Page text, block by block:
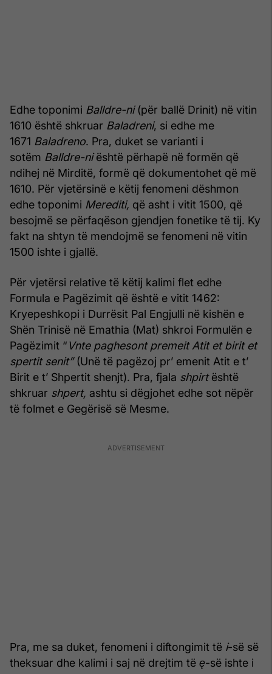
Edhe toponimi Balldre-ni(për ballë Drinit) në vitin
1610 është shkruar Baladreni, si edhe me
1671 Baladreno. Pra, duket se varianti i
sotëm Balldre-niështë përhapë në formën që
ndihej në Mirditë, formë që dokumentohet që më
1610. Për vjetërsinë e këtij fenomeni dëshmon
edhe toponimi Merediti, që asht i vitit 1500, që
besojmë se përfaqëson gjendjen fonetike të tij. Ky
fakt na shtyn të mendojmë se fenomeni në vitin
1500 ishte i gjallë.
Për vjetërsi relative të këtij kalimi flet edhe
Formula e Pagëzimit që është e vitit 1462:
Kryepeshkopi i Durrësit Pal Engjulli në kishën e
Shën Trinisë në Emathia (Mat) shkroi Formulën e
Pagëzimit “Vnte paghesont premeit Atit et birit et
spertit senit” (Unë të pagëzoj pr’ emenit Atit e t’
Birit e t’ Shpertit shenjt). Pra, fjala shpirtështë
shkruar shpert, ashtu si dëgjohet edhe sot nëpër
të folmet e Gegërisë së Mesme.
Pra, me sa duket, fenomeni i diftongimit të i-së së
theksuar dhe kalimi i saj në drejtim të ę-së ishte i